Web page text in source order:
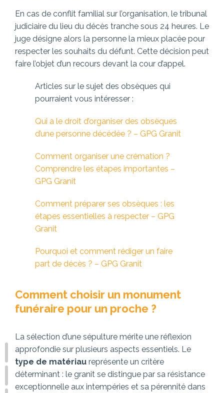
En cas de conflit familial sur l’organisation, le tribunal
judiciaire du lieu du décès tranche sous 24 heures. Le
juge désigne alors la personne la mieux placée pour
respecter les souhaits du défunt. Cette décision peut
faire l’objet d’un recours devant la cour d’appel.
Articles sur le sujet des obsèques qui
pourraient vous intéresser :
Qui a le droit d’organiser des obsèques
d’une personne décédée ? – GPG Granit
Comment organiser une crémation ?
Comprendre les étapes importantes –
GPG Granit
Comment préparer ses obsèques : les
étapes essentielles à respecter – GPG
Granit
Pourquoi et comment rédiger un faire
part de décès ? – GPG Granit
Comment choisir un monument
funéraire pour un proche ?
La sélection d’une sépulture mérite une réflexion
approfondie sur plusieurs aspects essentiels. Le
type de matériau représente un critère
déterminant : le granit se distingue par sa résistance
exceptionnelle aux intempéries et sa pérennité dans